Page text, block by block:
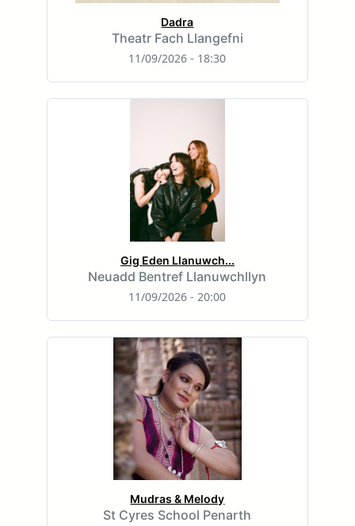
Dadra
Theatr Fach Llangefni
11/09/2026 - 18:30
Gig Eden Llanuwch...
Neuadd Bentref Llanuwchllyn
11/09/2026 - 20:00
Mudras & Melody
St Cyres School Penarth